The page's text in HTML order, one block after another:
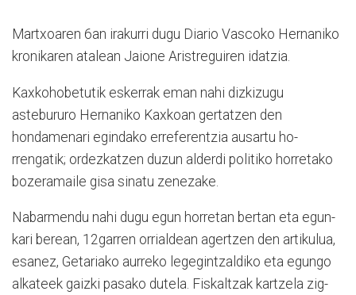
Martxoaren 6an irakurri dugu Diario Vascoko Hernaniko
kro­nikaren atalean Jaione Aris­tre­guiren idatzia.
Kaxkohobetutik eskerrak eman nahi dizkizugu
astebururo Hernaniko Kaxkoan ger­ta­­tzen den
hondamenari egindako erreferentzia ausartu ho­
rrengatik; ordezkatzen du­zun alderdi politiko horretako
bo­ze­ramaile gisa sinatu zenezake.
Nabarmendu nahi dugu egun horretan bertan eta egun­­
kari berean, 12garren orri­­aldean agertzen den arti­ku­lua,
esanez, Getariako au­rreko legegintzaldiko eta egun­go
alkateek gaizki pasako dutela. Fis­kal­tzak kartzela zig­